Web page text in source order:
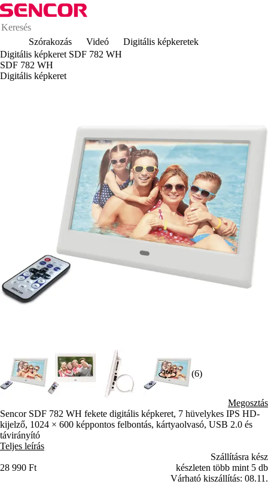
Szórakozás Videó
Digitális képkeretek
Digitális képkeret SDF 782 WH
SDF 782 WH
Digitális képkeret
(6)
Megosztás
Sencor SDF 782 WH fekete digitális képkeret, 7 hüvelykes IPS HD-
kijelző, 1024 × 600 képpontos felbontás, kártyaolvasó, USB 2.0 és
távirányító
Teljes leírás
28 990 Ft
Szállításra kész
készleten több mint 5 db
Várható kiszállítás: 08.11.